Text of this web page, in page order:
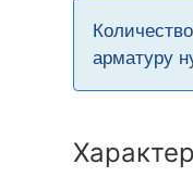
арматуру